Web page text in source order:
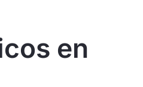
en